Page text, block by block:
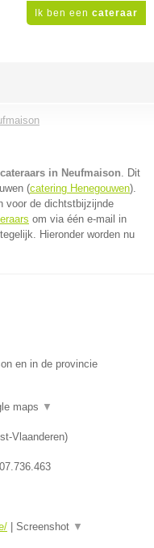
Ik ben een cateraar
cateraars in Neufmaison. Dit
(catering Henegouwen).
voor de dichtstbijzijnde
om via één e-mail in
Hieronder worden nu
en in de provincie
maps ▼
Vlaanderen)
Screenshot ▼